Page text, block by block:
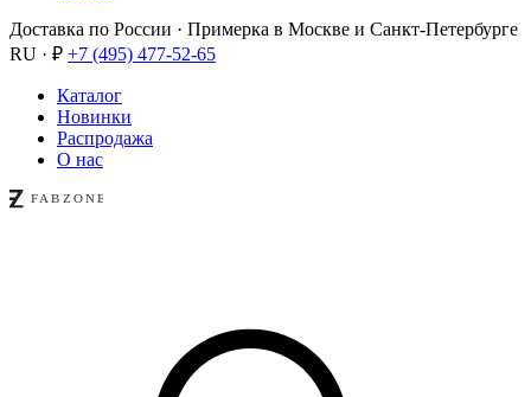
Доставка по России · Примерка в Москве и Санкт-Петербурге
RU · ₽ +7 (495) 477-52-65
Каталог
Новинки
Распродажа
О нас